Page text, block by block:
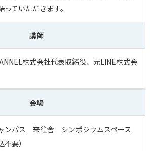
ていただきます。
講師
株式会社代表取締役、元LINE株式会
会場
ンパス 来往舎 シンポジウムスペース
要）